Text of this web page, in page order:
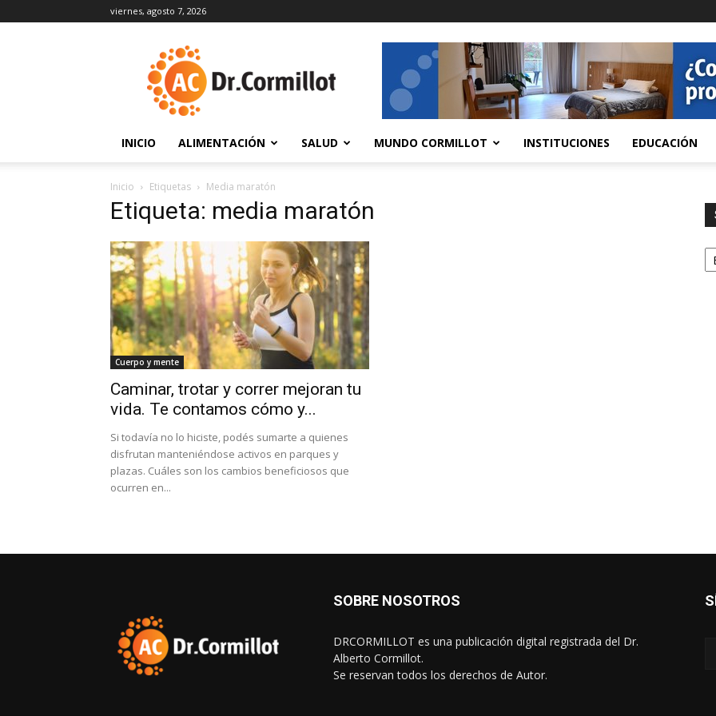
viernes, agosto 7, 2026
INICIO ALIMENTACIÓN SALUD MUNDO CORMILLOT INSTITUCIONES EDUCACIÓN
Inicio Etiquetas Media maratón
Etiqueta: media maratón
Cuerpo y mente
Caminar, trotar y correr mejoran tu
vida. Te contamos cómo y...
Si todavía no lo hiciste, podés sumarte a quienes
disfrutan manteniéndose activos en parques y
plazas. Cuáles son los cambios beneficiosos que
ocurren en...
SOBRE NOSOTROS
DRCORMILLOT es una publicación digital registrada del Dr.
Alberto Cormillot.
Se reservan todos los derechos de Autor.